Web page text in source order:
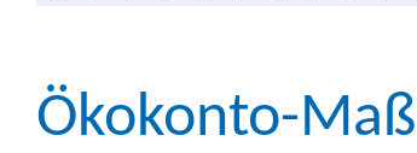
Ökokonto-